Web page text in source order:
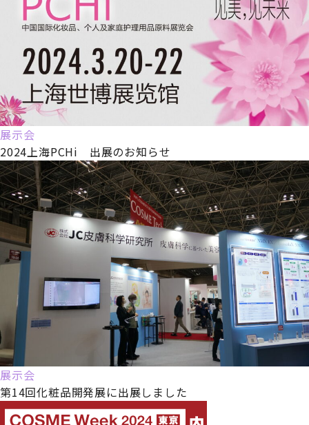
展示会
2024上海PCHi 出展のお知らせ
展示会
第14回化粧品開発展に出展しました